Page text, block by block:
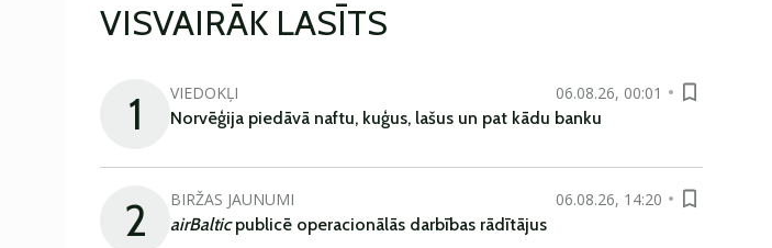
VISVAIRĀK LASĪTS
1 VIEDOKĻI
06.08.26, 00:01
Norvēģija piedāvā naftu, kuģus, lašus un pat kādu banku
2 BIRŽAS JAUNUMI
06.08.26, 14:20
airBalticpublicē operacionālās darbības rādītājus